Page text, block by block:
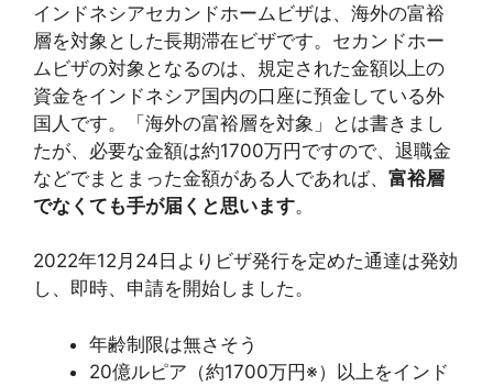
インドネシアセカンドホームビザは、海外の富裕
層を対象とした長期滞在ビザです。セカンドホー
ムビザの対象となるのは、規定された金額以上の
資金をインドネシア国内の口座に預金している外
国人です。「海外の富裕層を対象」とは書きまし
たが、必要な金額は約1700万円ですので、退職金
などでまとまった金額がある人であれば、 富裕層
でなくても手が届くと思います。
2022年12月24日よりビザ発行を定めた通達は発効
し、即時、申請を開始しました。
年齢制限は無さそう
20億ルピア（約1700万円※）以上をインド